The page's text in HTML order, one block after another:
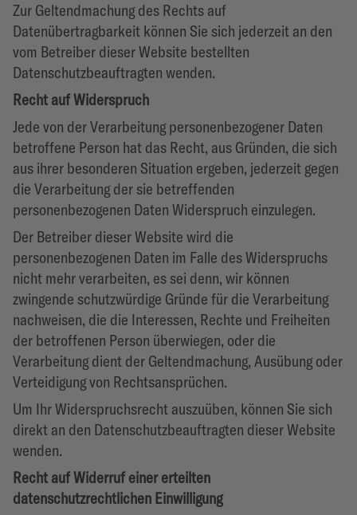
Zur Geltendmachung des Rechts auf
Datenübertragbarkeit können Sie sich jederzeit an den
vom Betreiber dieser Website bestellten
Datenschutzbeauftragten wenden.
Recht auf Widerspruch
Jede von der Verarbeitung personenbezogener Daten
betroffene Person hat das Recht, aus Gründen, die sich
aus ihrer besonderen Situation ergeben, jederzeit gegen
die Verarbeitung der sie betreffenden
personenbezogenen Daten Widerspruch einzulegen.
Der Betreiber dieser Website wird die
personenbezogenen Daten im Falle des Widerspruchs
nicht mehr verarbeiten, es sei denn, wir können
zwingende schutzwürdige Gründe für die Verarbeitung
nachweisen, die die Interessen, Rechte und Freiheiten
der betroffenen Person überwiegen, oder die
Verarbeitung dient der Geltendmachung, Ausübung oder
Verteidigung von Rechtsansprüchen.
Um Ihr Widerspruchsrecht auszuüben, können Sie sich
direkt an den Datenschutzbeauftragten dieser Website
wenden.
Recht auf Widerruf einer erteilten
datenschutzrechtlichen Einwilligung